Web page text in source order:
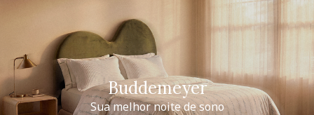
Buddemeyer
Sua melhor noite de sono